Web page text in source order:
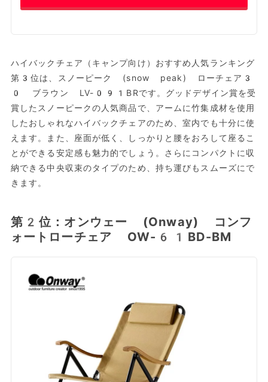
ハイバックチェア（キャンプ向け）おすすめ人気ランキング
第3位は、スノーピーク (snow peak) ローチェア3
0 ブラウン LV-091BRです。グッドデザイン賞を受
賞したスノーピークの人気商品で、アームに竹集成材を使用
したおしゃれなハイバックチェアのため、室内でも十分に使
えます。また、座面が低く、しっかりと腰をおろして座るこ
とができる安定感も魅力的でしょう。さらにコンパクトに収
納できる中央収束のタイプのため、持ち運びもスムーズにで
きます。
第2位：オンウェー (Onway) コンフ
ォートローチェア OW-61BD-BM